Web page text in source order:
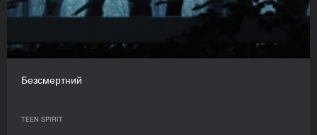
Безсмертний
TEEN SPIRIT